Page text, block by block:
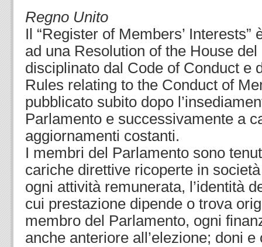
Regno Unito
Il “Register of Members’
ad una Resolution of the House
disciplinato dal Code of Conduct e
Rules relating to the Conduct of
pubblicato subito dopo
Parlamento e successivamente a
aggiornamenti costanti.
I membri del Parlamento sono
cariche direttive ricoperte in
ogni attività remunerata, l’identità
cui prestazione dipende o trova
membro del Parlamento, ogni
anche anteriore all’elezione; doni